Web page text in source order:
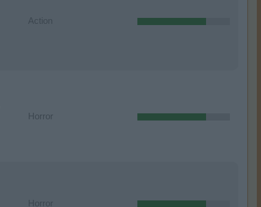
Action
Horror
Horror